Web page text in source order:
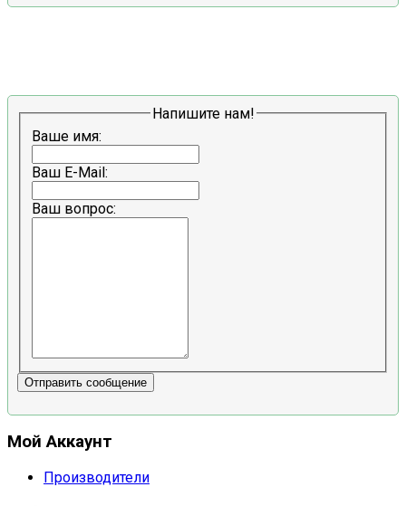
Напишите нам!
Ваше имя:
Ваш E-Mail:
Ваш вопрос:
Отправить сообщение
Мой Аккаунт
Производители